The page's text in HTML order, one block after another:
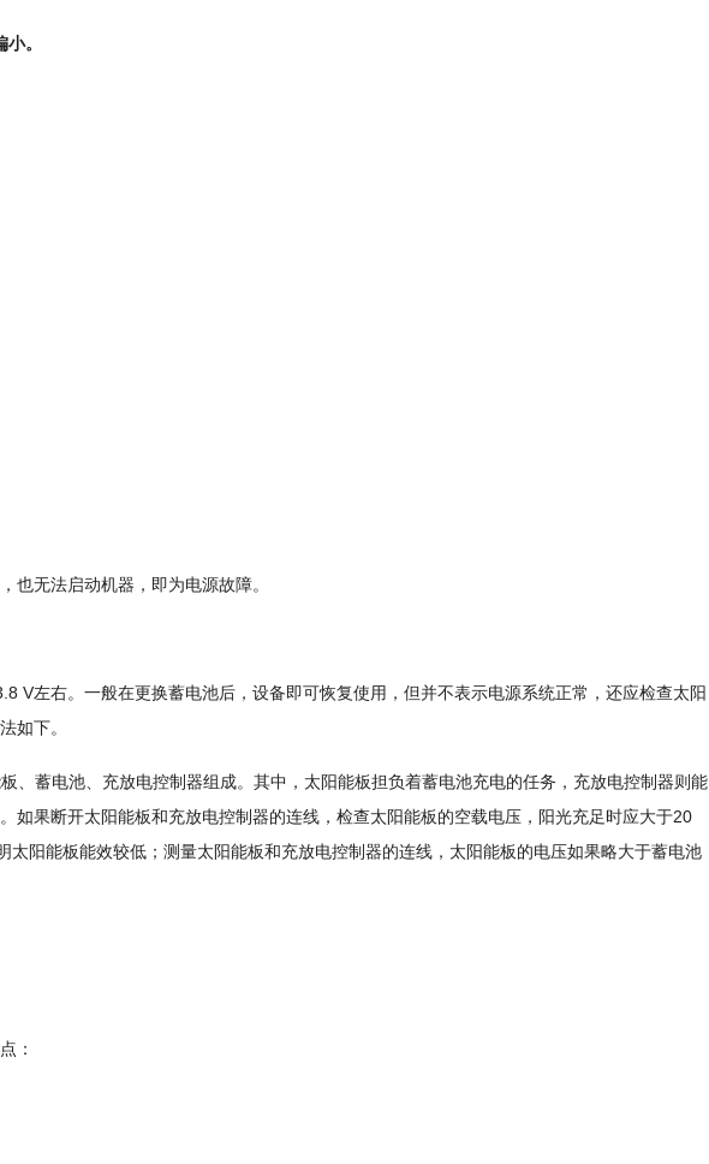
。
也无法启动机器，即为电源故障。
V左右。一般在更换蓄电池后，设备即可恢复使用，但并不表示电源系统正常，还应检查太阳
如下。
、蓄电池、充放电控制器组成。其中，太阳能板担负着蓄电池充电的任务，充放电控制器则能
如果断开太阳能板和充放电控制器的连线，检查太阳能板的空载电压，阳光充足时应大于20
太阳能板能效较低；测量太阳能板和充放电控制器的连线，太阳能板的电压如果略大于蓄电池
：